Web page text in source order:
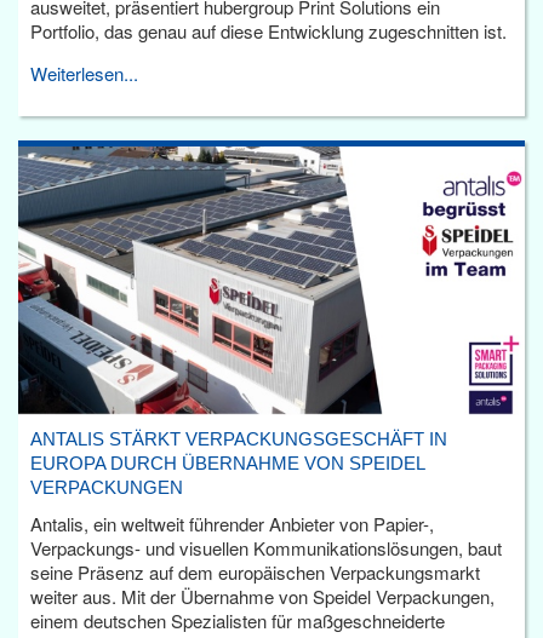
ausweitet, präsentiert hubergroup Print Solutions ein
Portfolio, das genau auf diese Entwicklung zugeschnitten ist.
Weiterlesen...
ANTALIS STÄRKT VERPACKUNGSGESCHÄFT IN
EUROPA DURCH ÜBERNAHME VON SPEIDEL
VERPACKUNGEN
Antalis, ein weltweit führender Anbieter von Papier-,
Verpackungs- und visuellen Kommunikationslösungen, baut
seine Präsenz auf dem europäischen Verpackungsmarkt
weiter aus. Mit der Übernahme von Speidel Verpackungen,
einem deutschen Spezialisten für maßgeschneiderte